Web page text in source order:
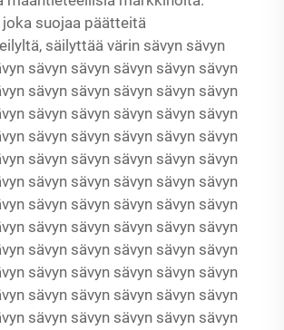
suojaa päätteitä
säilyttää värin sävyn sävyn
sävyn sävyn sävyn sävyn sävyn
sävyn sävyn sävyn sävyn sävyn
sävyn sävyn sävyn sävyn sävyn
sävyn sävyn sävyn sävyn sävyn
sävyn sävyn sävyn sävyn sävyn
sävyn sävyn sävyn sävyn sävyn
sävyn sävyn sävyn sävyn sävyn
sävyn sävyn sävyn sävyn sävyn
sävyn sävyn sävyn sävyn sävyn
sävyn sävyn sävyn sävyn sävyn
sävyn sävyn sävyn sävyn sävyn
sävyn sävyn sävyn sävyn sävyn